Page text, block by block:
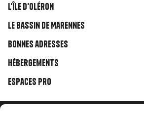
Liens
rubriques
L'île d'Oléron
Le Bassin de Marennes
Bonnes adresses
Hébergements
Espaces Pro